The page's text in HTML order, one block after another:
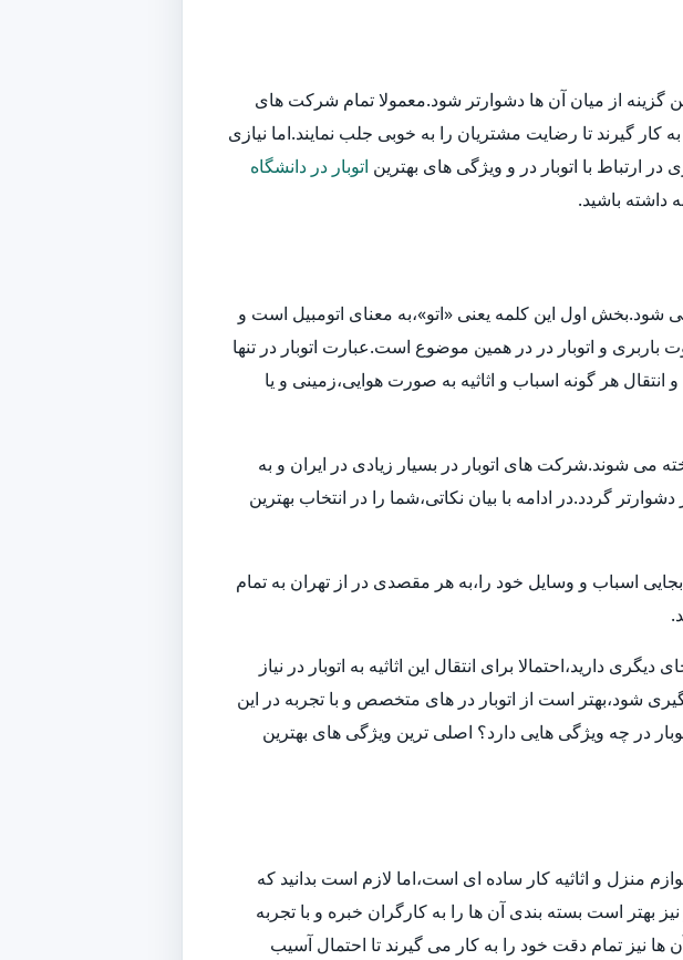
از میان آن ها دشوارتر شود.معمولا تمام شرکت های
گیرند تا رضایت مشتریان را به خوبی جلب نمایند.اما نیازی
ارتباط با اتوبار در و ویژگی های بهترین اتوبار در دانشگاه
داشته باشید.
شود.بخش اول این کلمه یعنی «اتو»،به معنای اتومبیل است و
و اتوبار در در همین موضوع است.عبارت اتوبار در تنها
هر گونه اسباب و اثاثیه به صورت هوایی،زمینی و یا
می شوند.شرکت های اتوبار در بسیار زیادی در ایران و به
گردد.در ادامه با بیان نکاتی،شما را در انتخاب بهترین
اسباب و وسایل خود را،به هر مقصدی در از تهران به تمام
دارید،احتمالا برای انتقال این اثاثیه به اتوبار در نیاز
شود،بهتر است از اتوبار در های متخصص و با تجربه در این
در چه ویژگی هایی دارد؟ اصلی ترین ویژگی های بهترین
منزل و اثاثیه کار ساده ای است،اما لازم است بدانید که
بهتر است بسته بندی آن ها را به کارگران خبره و با تجربه
ها نیز تمام دقت خود را به کار می گیرند تا احتمال آسیب